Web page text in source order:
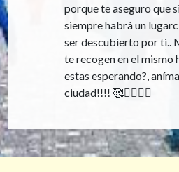
porque te aseguro que
siempre habrà un
ser descubierto por ti..
te recogen en el mismo
estas esperando?,
ciudad!!!! 🥰🚶‍♀️🚶‍♂️